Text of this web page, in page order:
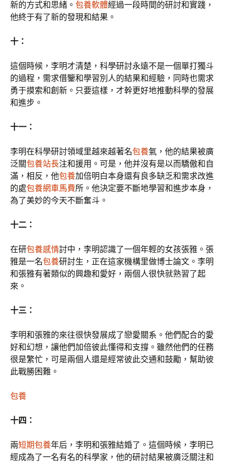
新的方式和思緒。 包養軟體經過一段時間的研討和實踐，
他終于有了新的發現和結果。
十：
這個時候，李明才清楚，科學研討永遠不是一個單打獨斗
的過程，需求借鑒和學習別人的結果和經驗，同時也需求
勇于摸索和創新。只要這樣，才幹更好地推動科學的發展
和進步。
十一：
李明在科學研討領域里越來越著名包養氣，他的結果被廣
泛關包養站長注和援用。可是，他并沒有是以而驕傲和自
滿，相反，他包養加倍明白本身還有良多缺乏和需求改進
的處包養網車馬費所。他決定要不斷地學習和進步本身，
為了美妙的今天不斷奮斗。
十二：
在研包養感情討中，李明認識了一個年輕的女孩張雅。張
雅是一名包養研討生，正在這家機構里做博士論文。李明
和張雅有著類似的興趣和愛好，兩個人很快就熟習了起
來。
十三：
李明和張雅的來往很快發展成了戀愛關系。他們配合的愛
好和幻想，讓他們加倍彼此懂得和支撐。雖然他們的任務
很是繁忙，可是兩個人還是經常彼此交通和鼓勵，幫助彼
此戰勝困難。
包養
十四：
兩短期包養年后，李明和張雅結婚了。這個時候，李明已
經成為了一名有名的科學家，他的研討結果被廣泛關注和